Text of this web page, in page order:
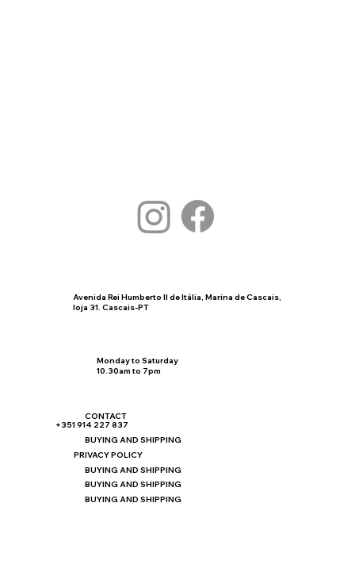
CONTACT
+351 914 227 837
BUYING AND SHIPPING
PRIVACY POLICY
BUYING AND SHIPPING
BUYING AND SHIPPING
BUYING AND SHIPPING
Avenida Rei Humberto II de Itália, Marina de Cascais,
loja 31. Cascais-PT
Monday to Saturday
10.30am to 7pm